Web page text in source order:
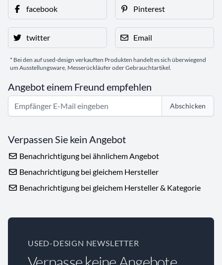
facebook Pinterest
twitter Email
* Bei den auf used-design verkauften Produkten handelt es sich überwiegend
um Ausstellungsware, Messerückläufer oder Gebrauchtartikel.
Angebot einem Freund empfehlen
Abschicken
Verpassen Sie kein Angebot
Benachrichtigung bei ähnlichem Angebot
Benachrichtigung bei gleichem Hersteller
Benachrichtigung bei gleichem Hersteller & Kategorie
USED-DESIGN NEWSLETTER